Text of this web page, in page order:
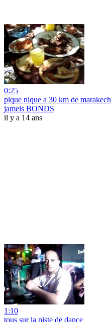
0:25
pique nique a 30 km de marakech
jamels BONDS
il y a 14 ans
1:10
tous sur la piste de dance